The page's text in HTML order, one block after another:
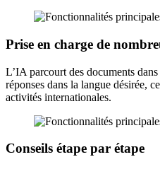
Prise en charge de
L’IA parcourt des documents
réponses dans la langue désirée,
activités internationales.
Conseils étape par étape